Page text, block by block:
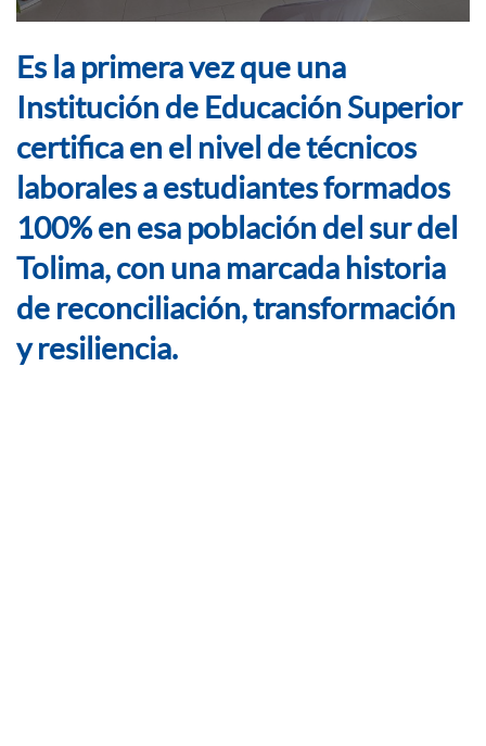
Es la primera vez que una
Institución de Educación Superior
certifica en el nivel de técnicos
laborales a estudiantes formados
100% en esa población del sur del
Tolima, con una marcada historia
de reconciliación, transformación
y resiliencia.